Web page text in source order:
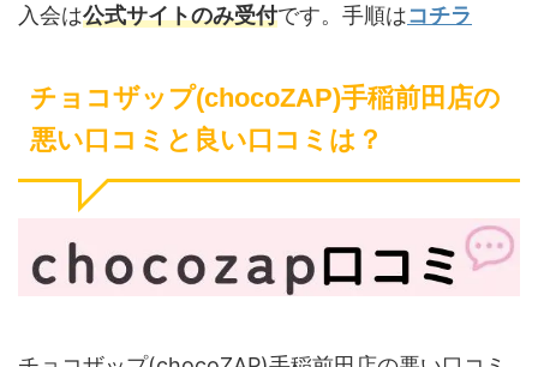
入会は公式サイトのみ受付です。手順はコチラ
チョコザップ(chocoZAP)手稲前田店の
悪い口コミと良い口コミは？